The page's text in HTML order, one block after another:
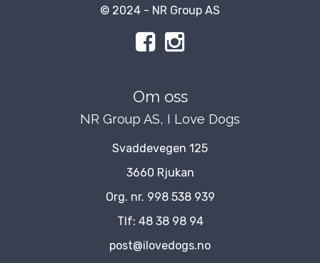
© 2024 - NR Group AS
Om oss
NR Group AS, I Love Dogs
Svaddevegen 125
3660 Rjukan
Org. nr. 998 538 939
Tlf: 48 38 98 94
post@ilovedogs.no